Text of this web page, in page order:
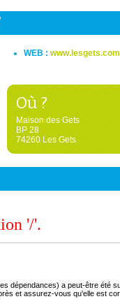
WEB : www.lesgets.com
Où ?
Maison des Gets
BP 28
74260 Les Gets